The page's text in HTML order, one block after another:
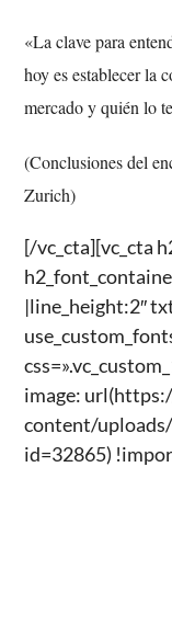
«La clave para
hoy es establecer la
mercado y quién lo
(Conclusiones del
Zurich)
[/vc_cta][vc_cta
|line_height:2″
image:
content/
id=32865)